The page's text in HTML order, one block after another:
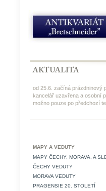
od 25.6. začíná prázdninový
kancelář uzavřena a osobní
možno pouze po předchozí
MAPY A VEDUTY
MAPY ČECHY, MORAVA, A
ČECHY VEDUTY
MORAVA VEDUTY
PRAGENSIE 20. STOLETÍ